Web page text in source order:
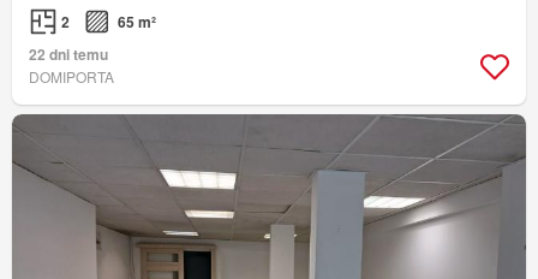
2
65 m²
22 dni temu
DOMIPORTA